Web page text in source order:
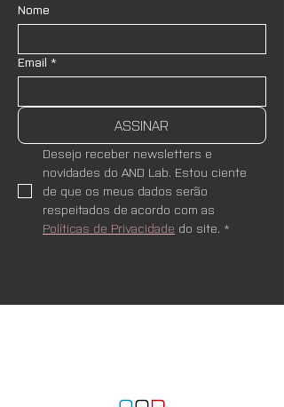
Nome
Email *
ASSINAR
Desejo receber newsletters e
novidades do AND Lab. Estou ciente
de que os meus dados serão
Políticas de Privacidade do site. *